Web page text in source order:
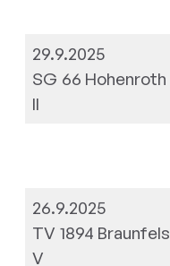
29.9.2025
SG 66 Hohenroth
II
26.9.2025
TV 1894 Braunfels
V